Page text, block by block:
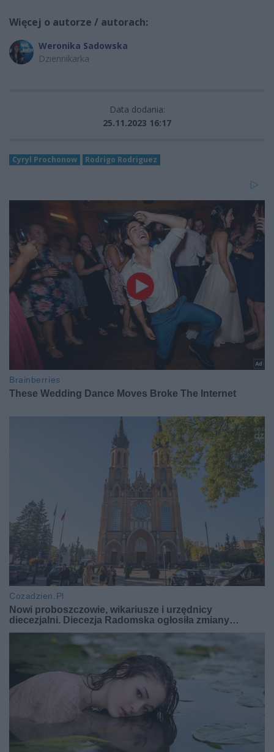
Więcej o autorze / autorach:
Weronika Sadowska
Dziennikarka
Data dodania:
25.11.2023 16:17
Cyryl Prochonow Rodrigo Rodriguez